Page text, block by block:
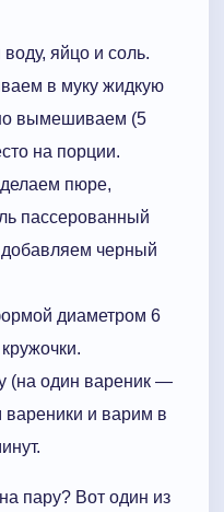
яйцо и соль.
в муку жидкую
вымешиваем (5
на порции.
пюре,
пассерованный
черный
диаметром 6
(на один вареник —
и варим в
пару? Вот один из